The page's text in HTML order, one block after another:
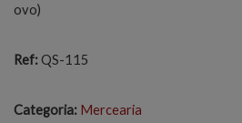
ovo)
Ref:QS-115
Categoria: Mercearia